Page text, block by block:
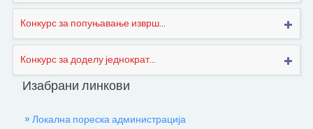
Конкурс за попуњавање изврш...
Конкурс за доделу једнократ...
Изабрани линкови
» Локална пореска администрација